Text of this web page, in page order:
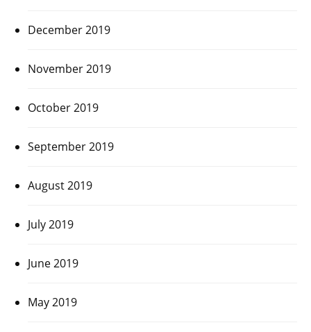
December 2019
November 2019
October 2019
September 2019
August 2019
July 2019
June 2019
May 2019